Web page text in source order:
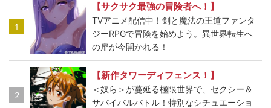
1
【サクサク最強の冒険者へ！】
TVアニメ配信中！剣と魔法の王道ファンタ
ジーRPGで冒険を始めよう。異世界転生へ
の扉が今開かれる！
2
【新作タワーディフェンス！】
＜奴ら＞が蔓延る極限世界で、セクシー＆
サバイバルバトル！特別なシチュエーショ